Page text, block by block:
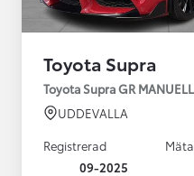
Toyota Supra
Toyota Supra GR
UDDEVALLA
Registrerad
09-2025